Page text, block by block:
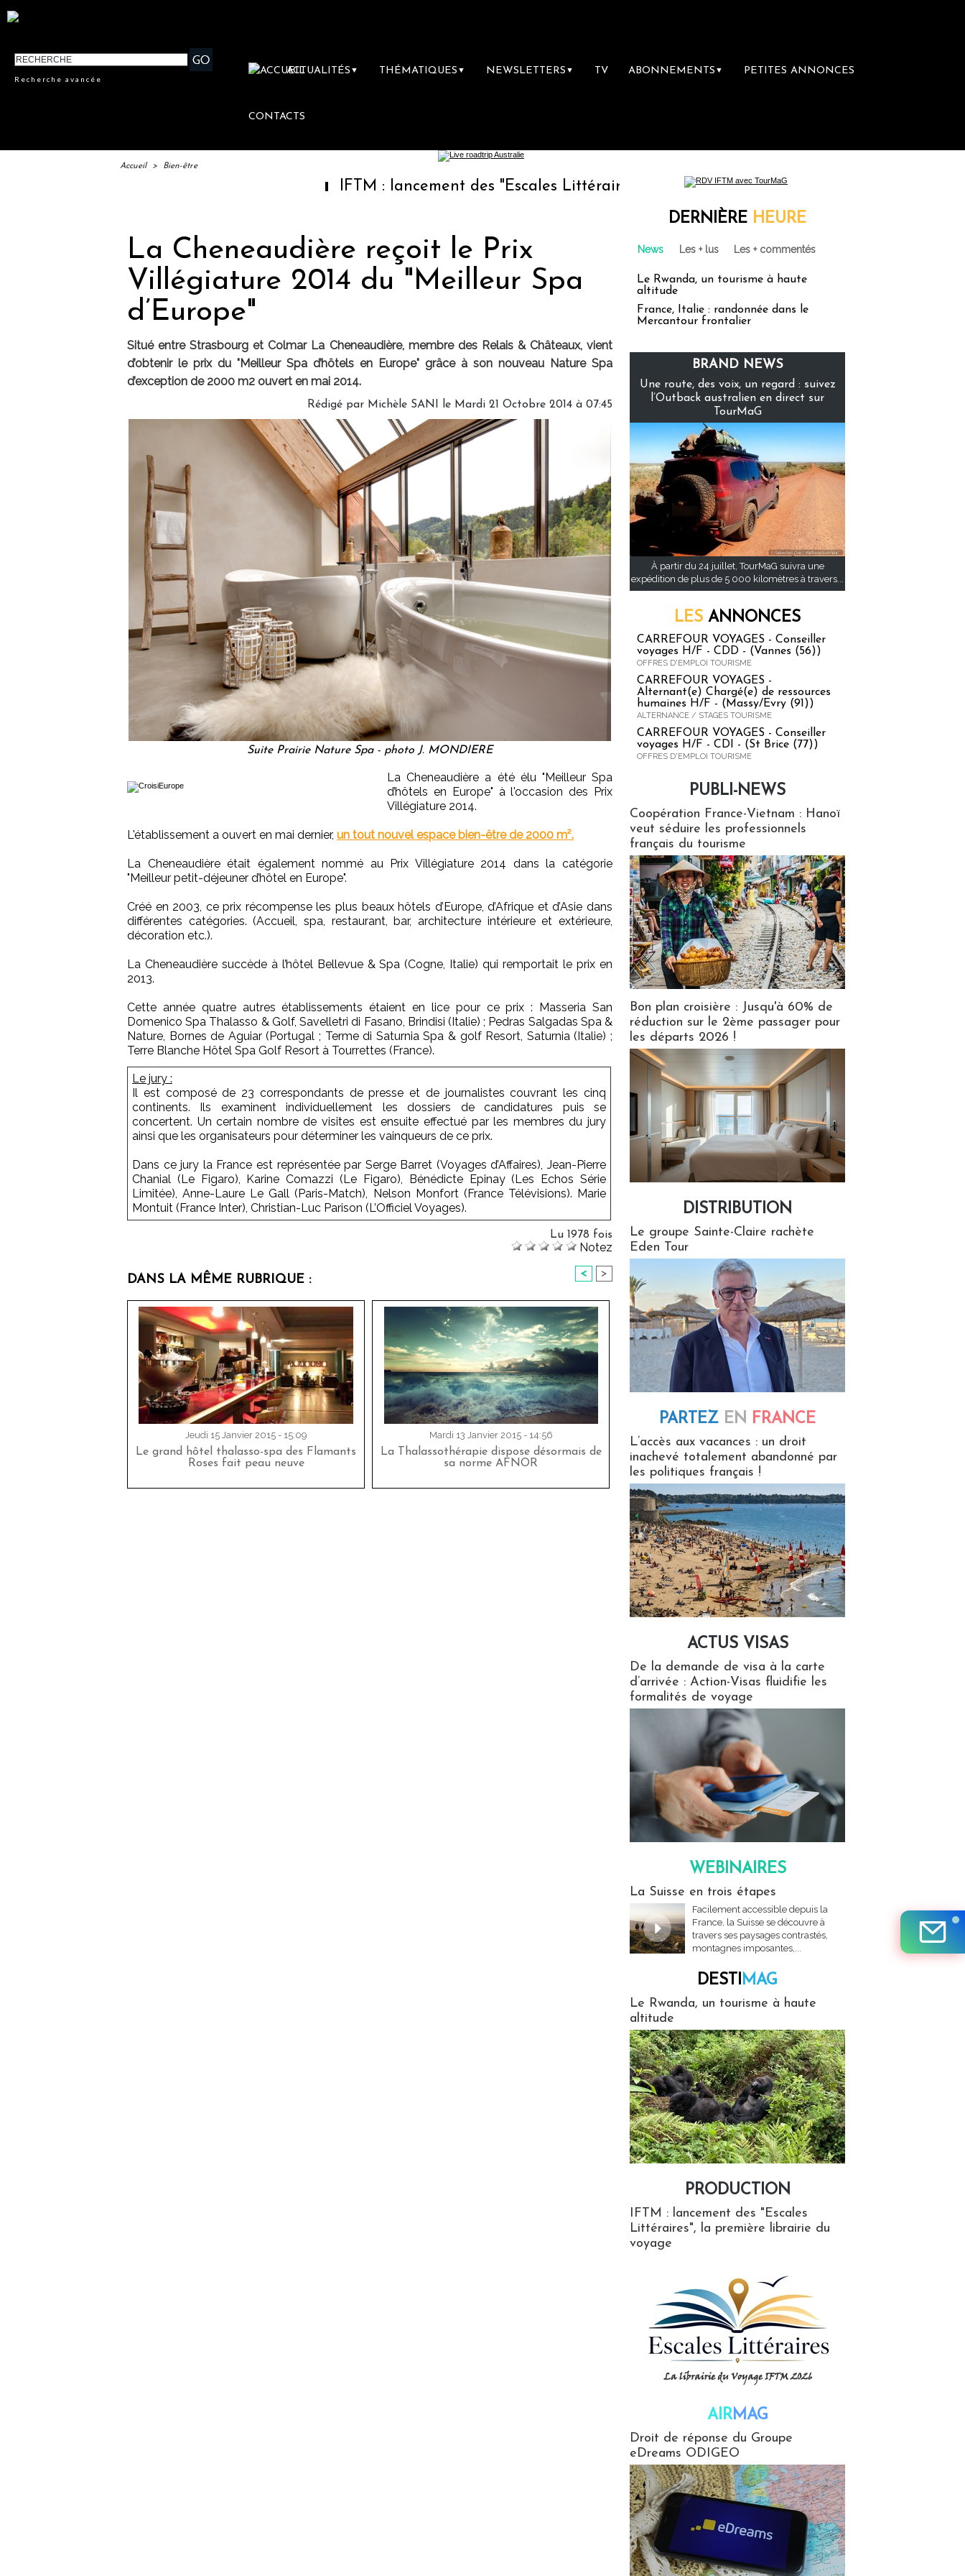
Recherche avancée
ACTUALITÉS ▼ THÉMATIQUES ▼ NEWSLETTERS ▼ TV ABONNEMENTS ▼ PETITES ANNONCES
CONTACTS
Accueil > Bien-être
IFTM : lancement des "Escales Littéraires", la première librairie du voyage
La Cheneaudière reçoit le Prix
Villégiature 2014 du "Meilleur Spa
d’Europe"
Situé entre Strasbourg et Colmar La Cheneaudière, membre des Relais & Châteaux, vient
d’obtenir le prix du "Meilleur Spa d’hôtels en Europe" grâce à son nouveau Nature Spa
d’exception de 2000 m2 ouvert en mai 2014.
Rédigé par Michèle SANI le Mardi 21 Octobre 2014 à 07:45
Suite Prairie Nature Spa - photo J. MONDIERE
La Cheneaudière a été élu "Meilleur Spa
d’hôtels en Europe" à l'occasion des Prix
Villégiature 2014.
L'établissement a ouvert en mai dernier, un tout nouvel espace bien-être de 2000 m².
La Cheneaudière était également nommé au Prix Villégiature 2014 dans la catégorie
"Meilleur petit-déjeuner d’hôtel en Europe".
Créé en 2003, ce prix récompense les plus beaux hôtels d’Europe, d’Afrique et d’Asie dans
différentes catégories. (Accueil, spa, restaurant, bar, architecture intérieure et extérieure,
décoration etc.).
La Cheneaudière succède à l’hôtel Bellevue & Spa (Cogne, Italie) qui remportait le prix en
2013.
Cette année quatre autres établissements étaient en lice pour ce prix : Masseria San
Domenico Spa Thalasso & Golf, Savelletri di Fasano, Brindisi (Italie) ; Pedras Salgadas Spa &
Nature, Bornes de Aguiar (Portugal ; Terme di Saturnia Spa & golf Resort, Saturnia (Italie) ;
Terre Blanche Hôtel Spa Golf Resort à Tourrettes (France).
Le jury :
Il est composé de 23 correspondants de presse et de journalistes couvrant les cinq
continents. Ils examinent individuellement les dossiers de candidatures puis se
concertent. Un certain nombre de visites est ensuite effectué par les membres du jury
ainsi que les organisateurs pour déterminer les vainqueurs de ce prix.
Dans ce jury la France est représentée par Serge Barret (Voyages d’Affaires), Jean-Pierre
Chanial (Le Figaro), Karine Comazzi (Le Figaro), Bénédicte Epinay (Les Echos Série
Limitée), Anne-Laure Le Gall (Paris-Match), Nelson Monfort (France Télévisions). Marie
Montuit (France Inter), Christian-Luc Parison (L’Officiel Voyages).
Lu 1978 fois
Notez
DANS LA MÊME RUBRIQUE : < >
Jeudi 15 Janvier 2015 - 15:09
Le grand hôtel thalasso-spa des Flamants
Roses fait peau neuve
Mardi 13 Janvier 2015 - 14:56
La Thalassothérapie dispose désormais de
sa norme AFNOR
DERNIÈRE HEURE
News Les + lus Les + commentés
Le Rwanda, un tourisme à haute
altitude
France, Italie : randonnée dans le
Mercantour frontalier
BRAND NEWS
Une route, des voix, un regard : suivez
l’Outback australien en direct sur
TourMaG
À partir du 24 juillet, TourMaG suivra une
expédition de plus de 5 000 kilomètres à travers...
LES ANNONCES
CARREFOUR VOYAGES - Conseiller
voyages H/F - CDD - (Vannes (56))
OFFRES D'EMPLOI TOURISME
CARREFOUR VOYAGES -
Alternant(e) Chargé(e) de ressources
humaines H/F - (Massy/Evry (91))
ALTERNANCE / STAGES TOURISME
CARREFOUR VOYAGES - Conseiller
voyages H/F - CDI - (St Brice (77))
OFFRES D'EMPLOI TOURISME
PUBLI-NEWS
Coopération France-Vietnam : Hanoï
veut séduire les professionnels
français du tourisme
Bon plan croisière : Jusqu'à 60% de
réduction sur le 2ème passager pour
les départs 2026 !
DISTRIBUTION
Le groupe Sainte-Claire rachète
Eden Tour
PARTEZ EN FRANCE
L’accès aux vacances : un droit
inachevé totalement abandonné par
les politiques français !
ACTUS VISAS
De la demande de visa à la carte
d’arrivée : Action-Visas fluidifie les
formalités de voyage
WEBINAIRES
La Suisse en trois étapes
Facilement accessible depuis la
France, la Suisse se découvre à
travers ses paysages contrastés,
montagnes imposantes,...
DESTIMAG
Le Rwanda, un tourisme à haute
altitude
PRODUCTION
IFTM : lancement des "Escales
Littéraires", la première librairie du
voyage
AIRMAG
Droit de réponse du Groupe
eDreams ODIGEO